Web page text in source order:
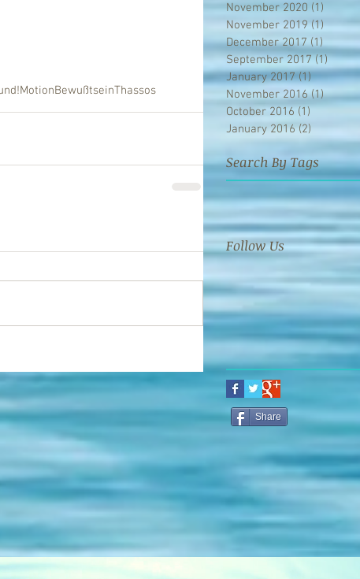
BewußtseinThassos
November 2020 (1)
November 2019 (1)1 post
December 2017 (1)
September 2017 (1)1 post
January 2017 (1)1 post
November 2016 (1)1 post
October 2016 (1)
January 2016 (2)
Search By Tags
Follow Us
Share